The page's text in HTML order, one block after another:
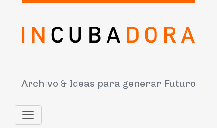
Archivo & Ideas para generar Futuro